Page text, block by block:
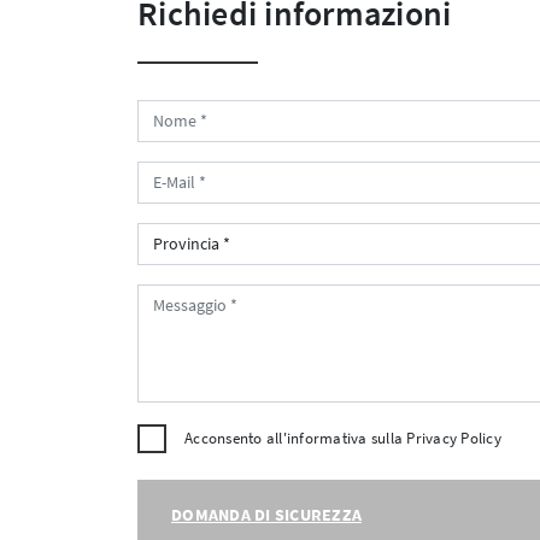
Richiedi informazioni
Acconsento all'informativa sulla Privacy Policy
DOMANDA DI SICUREZZA